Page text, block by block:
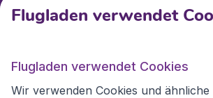
Kundenservice
Flugladen.at
Flugladen verwendet
Flugladen verwendet Cookies
Wir verwenden Cookies und